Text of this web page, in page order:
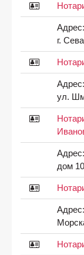
Адрес:
г.
Адрес:
ул.
Адрес:
дом
Адрес: